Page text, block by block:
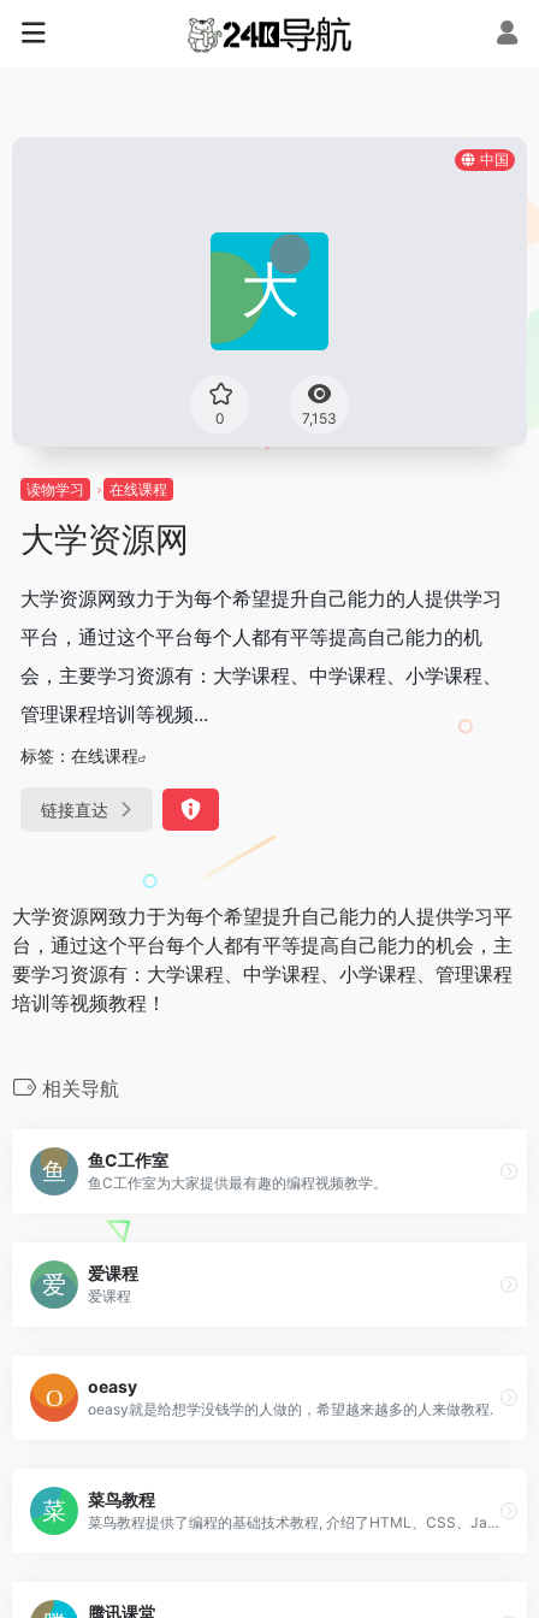
中国
0 7,153
读物学习 在线课程
大学资源网
大学资源网致力于为每个希望提升自己能力的人提供学习
平台，通过这个平台每个人都有平等提高自己能力的机
会，主要学习资源有：大学课程、中学课程、小学课程、
管理课程培训等视频...
标签： 在线课程
链接直达
大学资源网致力于为每个希望提升自己能力的人提供学习平
台，通过这个平台每个人都有平等提高自己能力的机会，主
要学习资源有：大学课程、中学课程、小学课程、管理课程
培训等视频教程！
相关导航
鱼C工作室
鱼C工作室为大家提供最有趣的编程视频教学。
爱课程
爱课程
oeasy
oeasy就是给想学没钱学的人做的，希望越来越多的人来做教程.
菜鸟教程
菜鸟教程提供了编程的基础技术教程, 介绍了HTML、CSS、Javascript、Python，Java，Ruby，C，PHP , MySQL等各种编程语言的基础知识
腾讯课堂